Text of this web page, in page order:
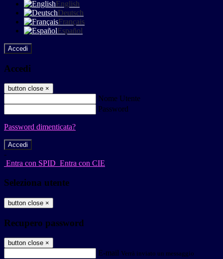
English
Deutsch
Français
Español
Accedi
Accedi
button close ×
Nome Utente
Password
Password dimenticata?
-
Entra con SPID Entra con CIE
Seleziona utente
button close ×
Recupero password
button close ×
E-mail Verrà inviato un messaggio